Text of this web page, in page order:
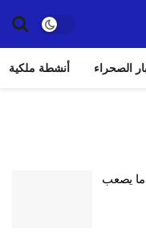
الصحراء أنشطة ملكية
يصعب